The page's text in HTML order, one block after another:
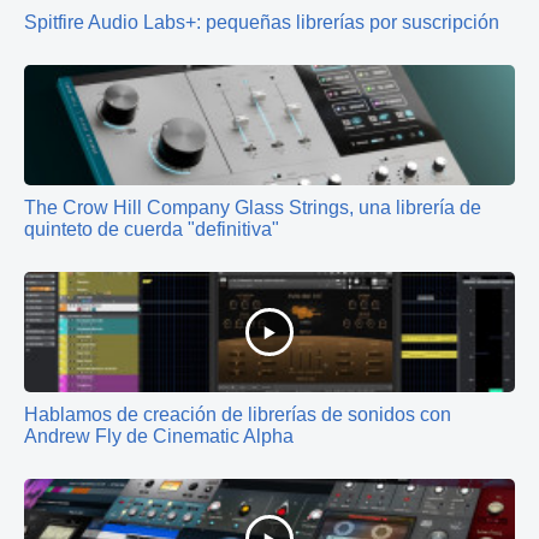
Spitfire Audio Labs+: pequeñas librerías por suscripción
The Crow Hill Company Glass Strings, una librería de
quinteto de cuerda "definitiva"
Hablamos de creación de librerías de sonidos con
Andrew Fly de Cinematic Alpha